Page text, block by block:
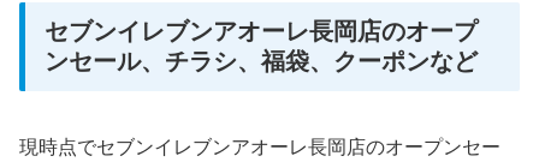
セブンイレブンアオーレ長岡店のオープ
ンセール、チラシ、福袋、クーポンなど
現時点でセブンイレブンアオーレ長岡店のオープンセー